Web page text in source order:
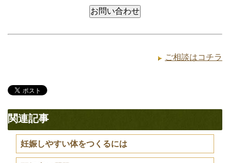
ご相談はコチラ
関連記事
妊娠しやすい体をつくるには